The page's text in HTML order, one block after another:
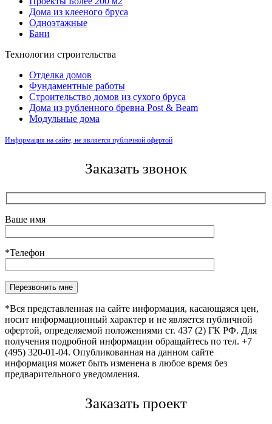
Дома из клееного бруса
Одноэтажные
Бани
Технологии строительства
Отделка домов
Фундаментные работы
Строительство домов из сухого бруса
Дома из рубленного бревна Post & Beam
Модульные дома
Информация на сайте, не является публичной офертой
Заказать звонок
Ваше имя
*Телефон
Оставьте это поле пустым.
*Вся представленная на сайте информация, касающаяся цен,
носит информационный характер и не является публичной
офертой, определяемой положениями ст. 437 (2) ГК РФ. Для
получения подробной информации обращайтесь по тел. +7
(495) 320-01-04. Опубликованная на данном сайте
информация может быть изменена в любое время без
предварительного уведомления.
Заказать проект